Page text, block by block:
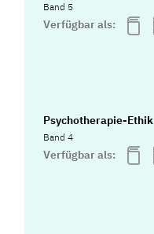
Band 5
Verfügbar als:
Psychotherapie-Ethik
Band 4
Verfügbar als: